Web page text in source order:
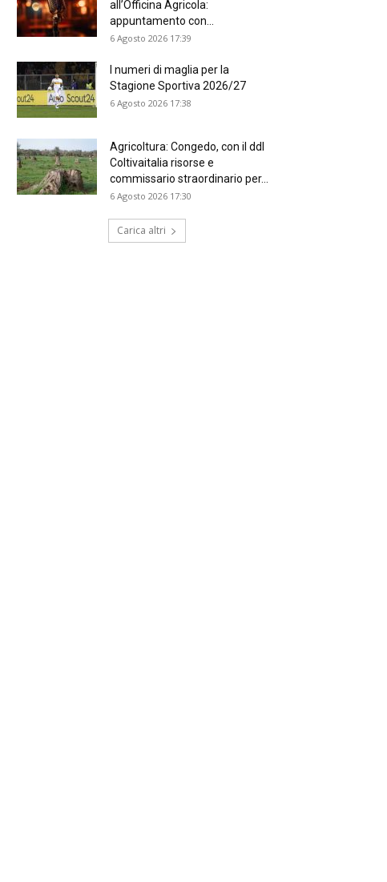
all’Officina Agricola:
appuntamento con...
6 Agosto 2026 17:39
I numeri di maglia per la
Stagione Sportiva 2026/27
6 Agosto 2026 17:38
Agricoltura: Congedo, con il ddl
Coltivaitalia risorse e
commissario straordinario per...
6 Agosto 2026 17:30
Carica altri